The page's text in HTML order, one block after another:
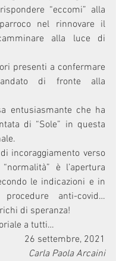
“eccomi” alla
nel rinnovare il
alla luce di
presenti a confermare
di fronte alla
entusiasmante che ha
di “Sole” in questa
incoraggiamento verso
è l’apertura
le indicazioni e in
anti-covid…
di speranza!
a tutti…
26 settembre, 2021
Carla Paola Arcaini